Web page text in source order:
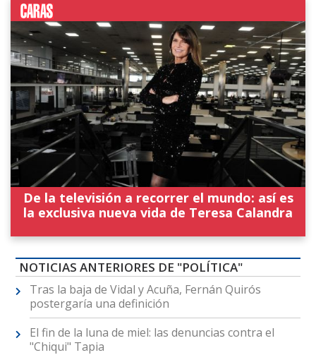
De la televisión a recorrer el mundo: así es
la exclusiva nueva vida de Teresa Calandra
NOTICIAS ANTERIORES DE "POLÍTICA"
Tras la baja de Vidal y Acuña, Fernán Quirós
postergaría una definición
El fin de la luna de miel: las denuncias contra el
"Chiqui" Tapia